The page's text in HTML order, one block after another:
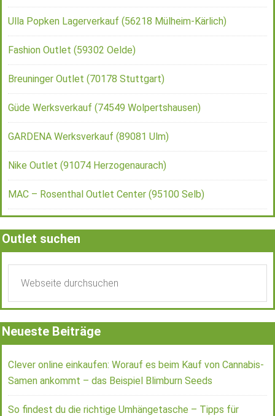
Ulla Popken Lagerverkauf (56218 Mülheim-Kärlich)
Fashion Outlet (59302 Oelde)
Breuninger Outlet (70178 Stuttgart)
Güde Werksverkauf (74549 Wolpertshausen)
GARDENA Werksverkauf (89081 Ulm)
Nike Outlet (91074 Herzogenaurach)
MAC – Rosenthal Outlet Center (95100 Selb)
Outlet suchen
Neueste Beiträge
Clever online einkaufen: Worauf es beim Kauf von Cannabis-
Samen ankommt – das Beispiel Blimburn Seeds
So findest du die richtige Umhängetasche – Tipps für